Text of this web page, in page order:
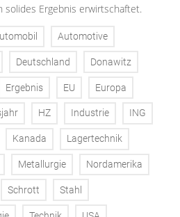
solides Ergebnis erwirtschaftet.
Automotive
Deutschland Donawitz
Ergebnis EU Europa
HZ Industrie ING
Kanada Lagertechnik
Metallurgie Nordamerika
Schrott Stahl